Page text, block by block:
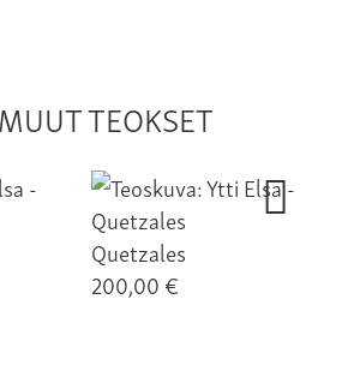
TEOKSET
Quetzales
200,00 €